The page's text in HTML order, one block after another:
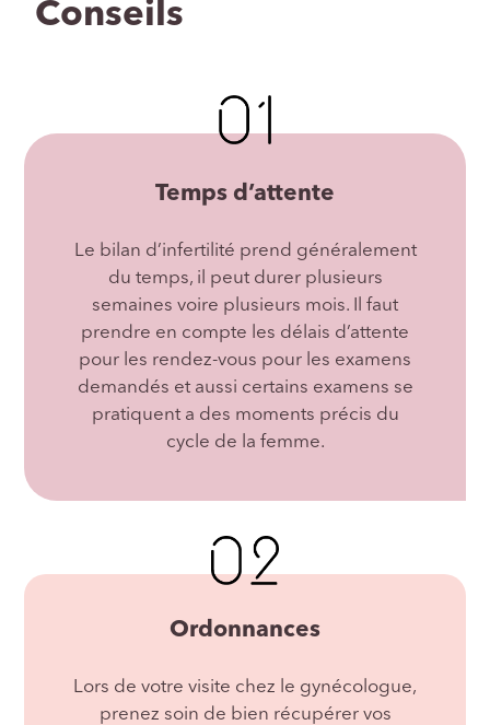
Conseils
Temps d’attente
Le bilan d’infertilité prend généralement
du temps, il peut durer plusieurs
semaines voire plusieurs mois. Il faut
prendre en compte les délais d’attente
pour les rendez-vous pour les examens
demandés et aussi certains examens se
pratiquent a des moments précis du
cycle de la femme.
Ordonnances
Lors de votre visite chez le gynécologue,
prenez soin de bien récupérer vos